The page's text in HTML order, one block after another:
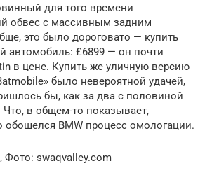
для того времени
обвес с массивным задним
это было дороговато — купить
автомобиль: £6899 — он почти
в цене. Купить же уличную версию
было невероятной удачей,
бы, как за два с половиной
Что, в общем-то показывает,
обошелся BMW процесс омологации.
Фото: swaqvalley.com